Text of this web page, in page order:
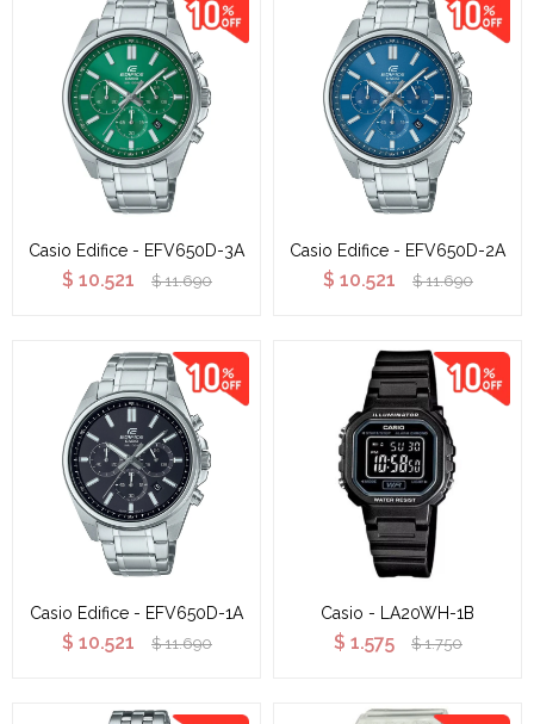
Casio Edifice - EFV650D-3A
$ 10.521 $ 11.690
Casio Edifice - EFV650D-2A
$ 10.521 $ 11.690
Casio Edifice - EFV650D-1A
$ 10.521 $ 11.690
Casio - LA20WH-1B
$ 1.575 $ 1.750